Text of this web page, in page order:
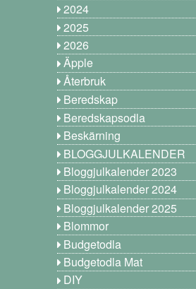
2024
2025
2026
Äpple
Återbruk
Beredskap
Beredskapsodla
Beskärning
BLOGGJULKALENDER
Bloggjulkalender 2023
Bloggjulkalender 2024
Bloggjulkalender 2025
Blommor
Budgetodla
Budgetodla Mat
DIY